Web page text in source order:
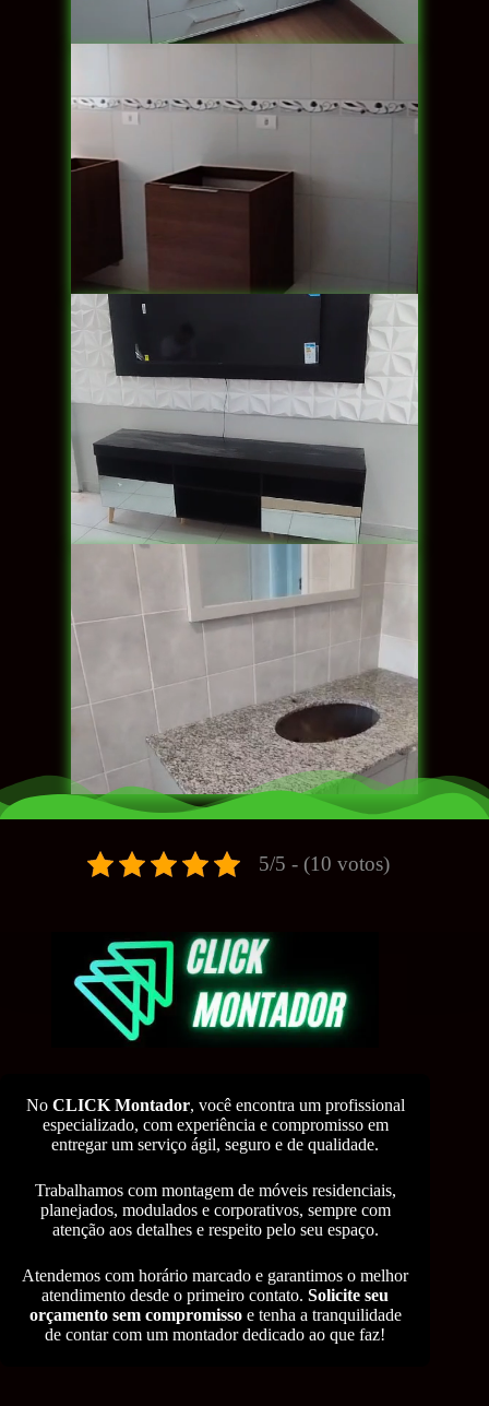
5/5 - (10 votos)
No CLICK Montador, você encontra um profissional
especializado, com experiência e compromisso em
entregar um serviço ágil, seguro e de qualidade.
Trabalhamos com montagem de móveis residenciais,
planejados, modulados e corporativos, sempre com
atenção aos detalhes e respeito pelo seu espaço.
Atendemos com horário marcado e garantimos o melhor
atendimento desde o primeiro contato.Solicite seu
orçamento sem compromissoe tenha a tranquilidade
de contar com um montador dedicado ao que faz!